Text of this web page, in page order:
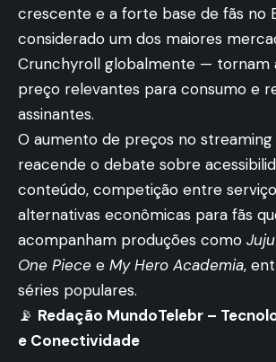
crescente e a forte base de fãs no
considerado um dos maiores
Crunchyroll globalmente — tornam
preço relevantes para consumo e
assinantes.
O aumento de preços no streaming
reacende o debate sobre
conteúdo, competição entre
alternativas econômicas para fãs
acompanham produções como
One Piece e My Hero Academia,
séries populares.
📡 Redação MundoTelebr –
e Conectividade